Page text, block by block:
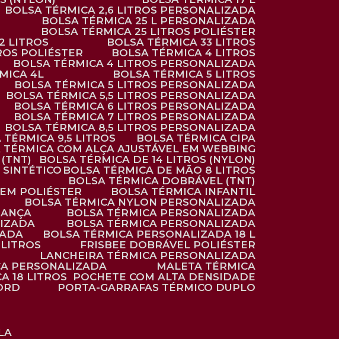
BOLSA TÉRMICA 2,6 LITROS PERSONALIZADA
BOLSA TÉRMICA 25 L PERSONALIZADA
BOLSA TÉRMICA 25 LITROS POLIÉSTER
LITROS
BOLSA TÉRMICA 33 LITROS
POLIÉSTER
BOLSA TÉRMICA 4 LITROS
BOLSA TÉRMICA 4 LITROS PERSONALIZADA
4L
BOLSA TÉRMICA 5 LITROS
BOLSA TÉRMICA 5 LITROS PERSONALIZADA
BOLSA TÉRMICA 5,5 LITROS PERSONALIZADA
BOLSA TÉRMICA 6 LITROS PERSONALIZADA
BOLSA TÉRMICA 7 LITROS PERSONALIZADA
BOLSA TÉRMICA 8,5 LITROS PERSONALIZADA
TÉRMICA 9,5 LITROS
BOLSA TÉRMICA CIPA
TÉRMICA COM ALÇA AJUSTÁVEL EM WEBBING
(TNT)
BOLSA TÉRMICA DE 14 LITROS (NYLON)
SINTÉTICO
BOLSA TÉRMICA DE MÃO 8 LITROS
BOLSA TÉRMICA DOBRÁVEL (TNT)
POLIÉSTER
BOLSA TÉRMICA INFANTIL
BOLSA TÉRMICA NYLON PERSONALIZADA
BOLSA TÉRMICA PERSONALIZADA
BOLSA TÉRMICA PERSONALIZADA
BOLSA TÉRMICA PERSONALIZADA 18 L
FRISBEE DOBRÁVEL POLIÉSTER
LANCHEIRA TÉRMICA PERSONALIZADA
PERSONALIZADA
MALETA TÉRMICA
18 LITROS
POCHETE COM ALTA DENSIDADE
PORTA-GARRAFAS TÉRMICO DUPLO